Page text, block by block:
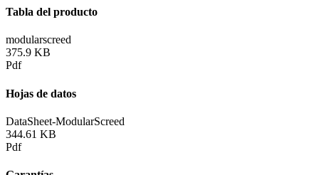
Tabla del producto
modularscreed
375.9 KB
Pdf
Hojas de datos
DataSheet-ModularScreed
344.61 KB
Pdf